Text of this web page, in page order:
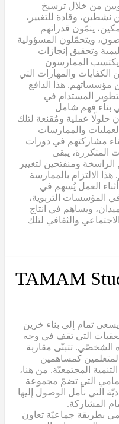
من خلال ترسيخ
نشطين، وقادة للتغيير،
ينمّون قدراتهم
ويتحمّلون المسؤولية
وتحقيق إنجازات
يكتسب الممارسون
والمهارات التي
مؤسساتهم. هذا الدافع
المستدام في
بناء فهم شامل
حلولًا عملية ومُقنعة لتلك
والممارسات
مشاركتهم في دورات
المتكررة، يبقى
ومنفتحين لتغيير
الالتزام بالممارسة
العمل يُسهم في
المؤسسات التربوية،
ويساهم في انتاج
والثقافي لتلك
TAMAM
تمام إلى بناء خزين
التي تقف في وجه
الشخصّي. تتبنّى مقاربة
كمساهمين
المجتمعيّة. من هنا،
التي تضمّ مجموعة
التي نأمل الوصول إليها
المشاركة.
بطريقة جماعيّة تعاون